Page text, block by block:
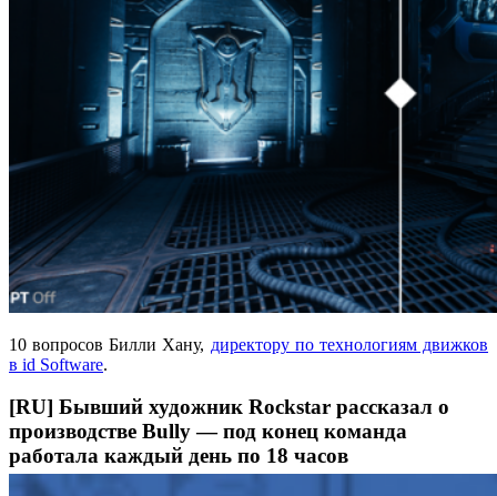
10 вопросов Билли Хану, директору по технологиям движков
в id Software.
[RU] Бывший художник Rockstar рассказал о
производстве Bully — под конец команда
работала каждый день по 18 часов